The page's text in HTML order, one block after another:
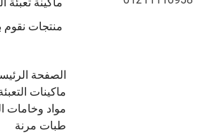
منتجات
الصفحة
ماكينات
مواد وخامات
طبات مرنة